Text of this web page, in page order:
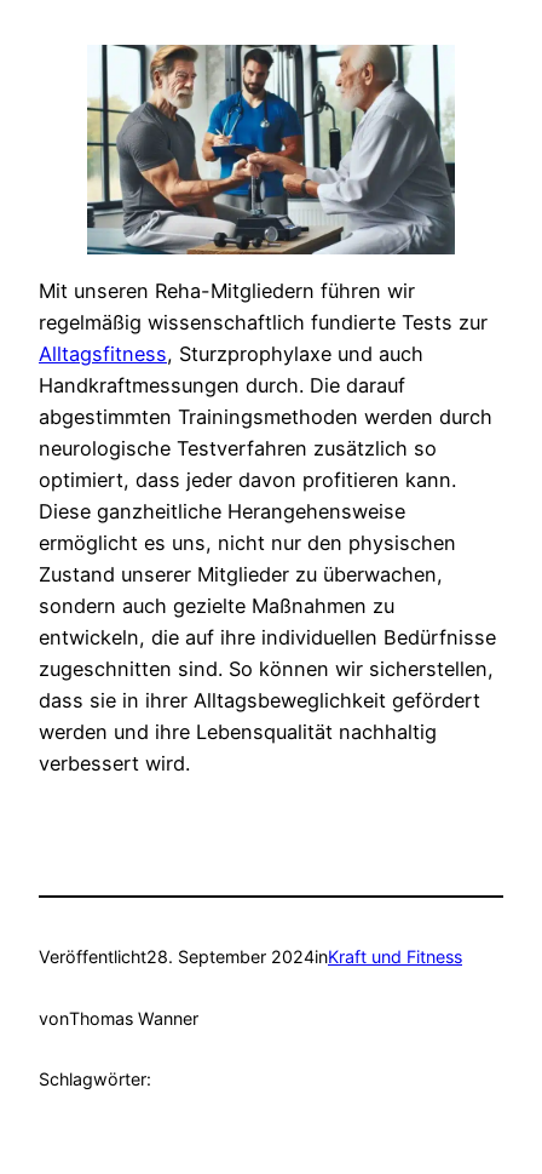
Mit unseren Reha-Mitgliedern führen wir
regelmäßig wissenschaftlich fundierte Tests zur
Alltagsfitness, Sturzprophylaxe und auch
Handkraftmessungen durch. Die darauf
abgestimmten Trainingsmethoden werden durch
neurologische Testverfahren zusätzlich so
optimiert, dass jeder davon profitieren kann.
Diese ganzheitliche Herangehensweise
ermöglicht es uns, nicht nur den physischen
Zustand unserer Mitglieder zu überwachen,
sondern auch gezielte Maßnahmen zu
entwickeln, die auf ihre individuellen Bedürfnisse
zugeschnitten sind. So können wir sicherstellen,
dass sie in ihrer Alltagsbeweglichkeit gefördert
werden und ihre Lebensqualität nachhaltig
verbessert wird.
Veröffentlicht28. September 2024inKraft und Fitness
vonThomas Wanner
Schlagwörter: